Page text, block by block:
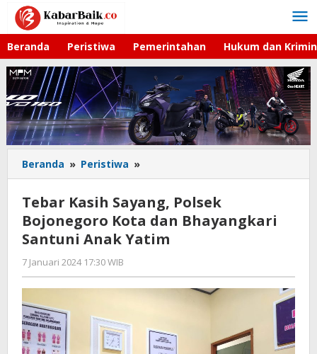
Lewati
konten
Beranda Peristiwa Pemerintahan Hukum dan
Beranda » Peristiwa »
Kasih
Polsek
Bojonegoro
Kota
Tebar Kasih Sayang, Polsek
Bojonegoro Kota dan Bhayangkari
Santuni Anak Yatim
7 Januari 2024 17:30 WIB
Gagah
Saputra